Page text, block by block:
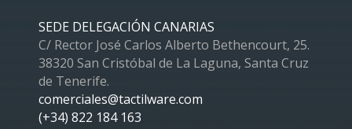
SEDE DELEGACIÓN CANARIAS
C/ Rector José Carlos Alberto Bethencourt, 25.
38320 San Cristóbal de La Laguna, Santa Cruz
de Tenerife.
comerciales@tactilware.com
(+34) 822 184 163